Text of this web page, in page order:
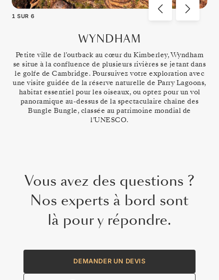
1 SUR 6
WYNDHAM
Petite ville de l’outback au cœur du Kimberley, Wyndham
se situe à la confluence de plusieurs rivières se jetant dans
le golfe de Cambridge. Poursuivez votre exploration avec
une visite guidée de la réserve naturelle de Parry Lagoons,
habitat essentiel pour les oiseaux, ou optez pour un vol
panoramique au-dessus de la spectaculaire chaîne des
Bungle Bungle, classée au patrimoine mondial de
l’UNESCO.
Vous avez des questions ?
Nos experts à bord sont
DEMANDER UN DEVIS